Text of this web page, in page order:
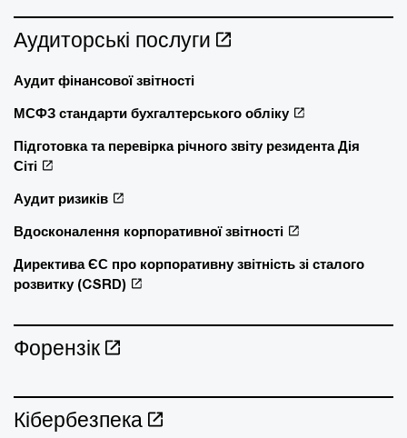
Аудиторські послуги
Аудит фінансової звітності
МСФЗ стандарти бухгалтерського обліку
Підготовка та перевірка річного звіту резидента Дія
Сіті
Аудит ризиків
Вдосконалення корпоративної звітності
Директива ЄС про корпоративну звітність зі сталого
розвитку (CSRD)
Форензік
Кібербезпека